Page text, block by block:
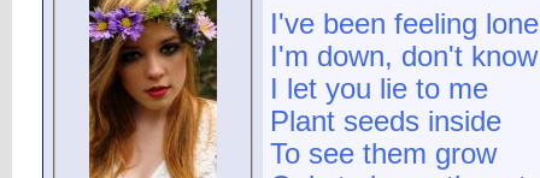
I've been feeling
I'm down, don't
I let you lie to me
Plant seeds inside
To see them grow